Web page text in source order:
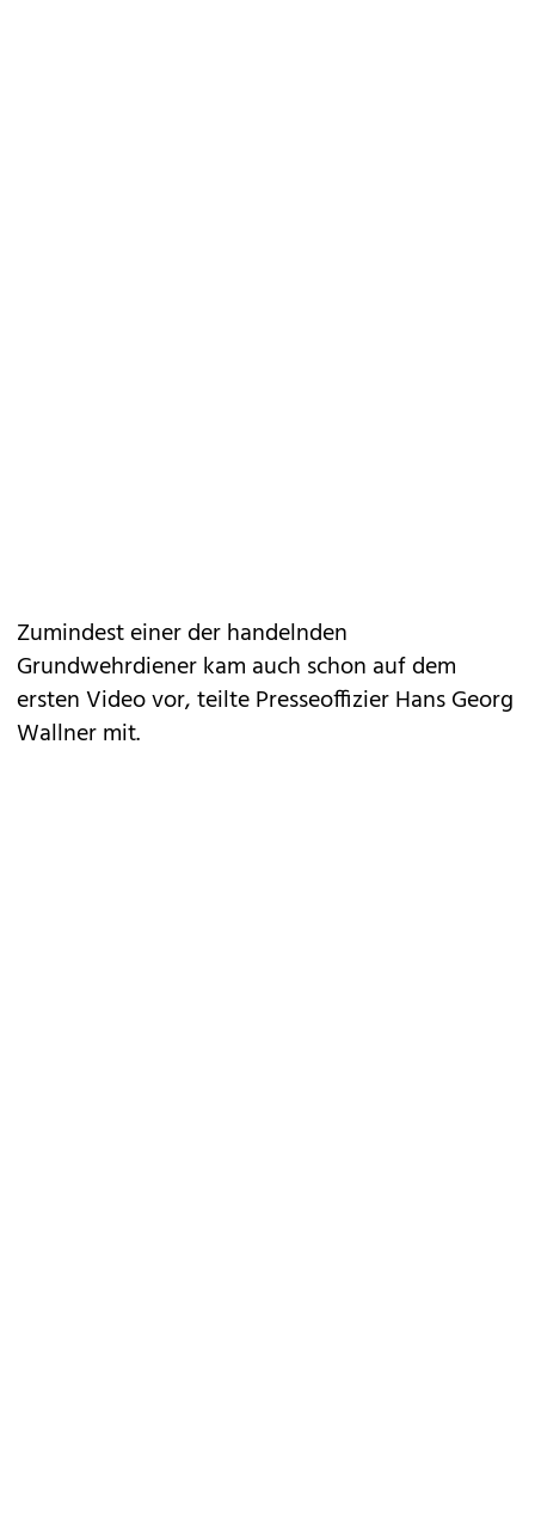
Zumindest einer der handelnden
Grundwehrdiener kam auch schon auf dem
ersten Video vor, teilte Presseoffizier Hans Georg
Wallner mit.